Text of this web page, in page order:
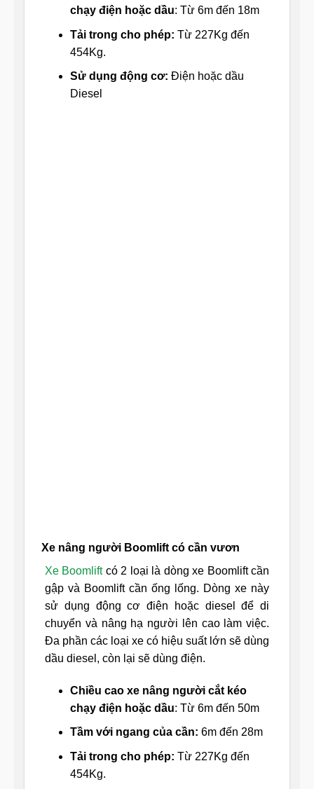
chạy điện hoặc dầu: Từ 6m đến 18m
Tải trong cho phép: Từ 227Kg đến
454Kg.
Sử dụng động cơ: Điện hoặc dầu
Diesel
Xe nâng người Boomlift có cần vươn
Xe Boomliftcó 2 loại là dòng xe Boomlift cần
gập và Boomlift cần ống lống. Dòng xe này
sử dụng động cơ điện hoặc diesel để di
chuyển và nâng hạ người lên cao làm việc.
Đa phần các loại xe có hiệu suất lớn sẽ dùng
dầu diesel, còn lại sẽ dùng điện.
Chiều cao xe nâng người cắt kéo
chạy điện hoặc dầu: Từ 6m đến 50m
Tầm với ngang của cần: 6m đến 28m
Tải trong cho phép: Từ 227Kg đến
454Kg.